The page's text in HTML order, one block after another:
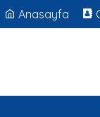
Anasayfa